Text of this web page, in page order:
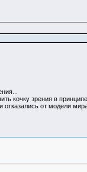
кочку зрения в
от модели